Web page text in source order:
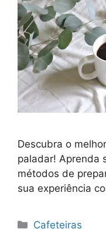
Descubra o
paladar! Aprenda
métodos de
sua experiência
Categorias
Cafeteiras